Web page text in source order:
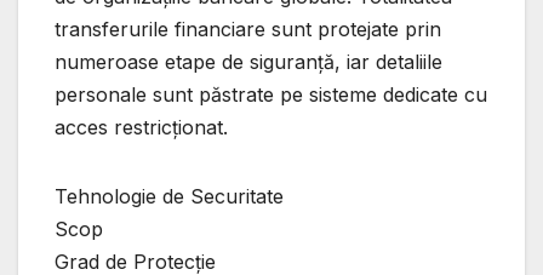
transferurile financiare sunt protejate prin
numeroase etape de siguranță, iar detaliile
personale sunt păstrate pe sisteme dedicate cu
acces restricționat.
Tehnologie de Securitate
Scop
Grad de Protecție